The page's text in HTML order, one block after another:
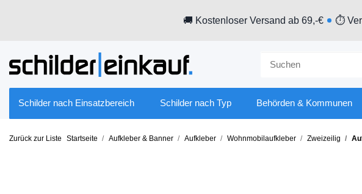
🚚 Kostenloser Versand ab 69,-€ ⏱
Schilder nach Einsatzbereich Schilder nach Typ Behörden & Kommunen
Zurück zur Liste Startseite Aufkleber & Banner Aufkleber Wohnmobilaufkleber Zweizeilig